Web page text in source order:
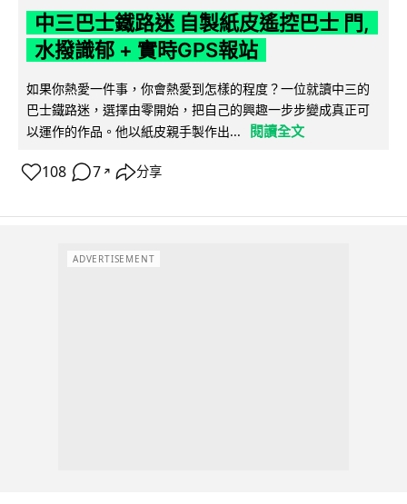
中三巴士鐵路迷 自製紙皮遙控巴士 門,
水撥識郁 + 實時GPS報站
如果你熱愛一件事，你會熱愛到怎樣的程度？一位就讀中三的
巴士鐵路迷，選擇由零開始，把自己的興趣一步步變成真正可
以運作的作品。他以紙皮親手製作出...
閱讀全文
108 7 ↗ 分享
ADVERTISEMENT